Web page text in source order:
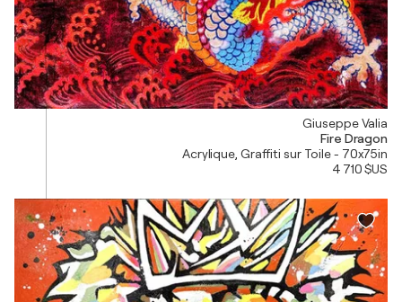
Giuseppe Valia
Fire Dragon
Acrylique, Graffiti sur Toile - 70x75in
4 710 $US